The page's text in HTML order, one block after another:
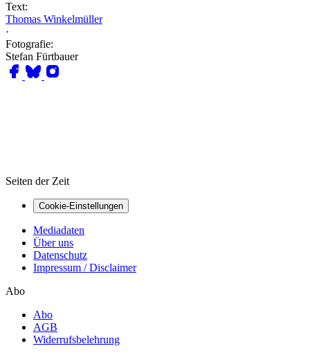
Text:
Thomas Winkelmüller
·
Fotografie:
Stefan Fürtbauer
Seiten der Zeit
Cookie-Einstellungen
Mediadaten
Über uns
Datenschutz
Impressum / Disclaimer
Abo
Abo
AGB
Widerrufsbelehrung